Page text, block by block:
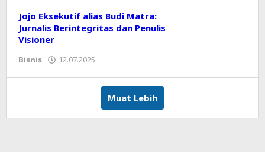
Jojo Eksekutif alias Budi Matra:
Jurnalis Berintegritas dan Penulis
Visioner
Bisnis 12.07.2025
Muat Lebih